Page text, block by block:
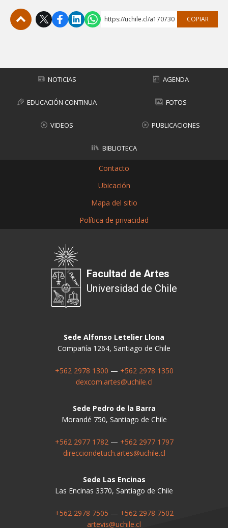
https://uchile.cl/a170730 COPIAR
NOTICIAS AGENDA
EDUCACIÓN CONTINUA FOTOS
VIDEOS PUBLICACIONES
BIBLIOTECA
Contacto
Ubicación
Mapa del sitio
Política de privacidad
Facultad de Artes
Universidad de Chile
Sede Alfonso Letelier Llona
Compañía 1264, Santiago de Chile
+562 2978 1300 — +562 2978 1350
dexcom.artes@uchile.cl
Sede Pedro de la Barra
Morandé 750, Santiago de Chile
+562 2977 1782— +562 2977 1797
direcciondetuch.artes@uchile.cl
Sede Las Encinas
Las Encinas 3370, Santiago de Chile
+562 2978 7505 — +562 2978 7502
artevis@uchile.cl